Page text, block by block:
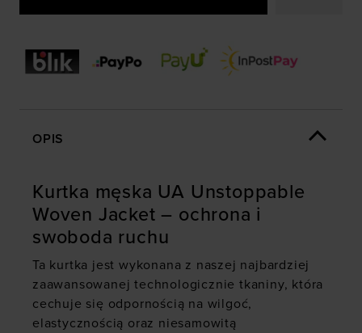
OPIS
Kurtka męska UA Unstoppable
Woven Jacket – ochrona i
swoboda ruchu
Ta kurtka jest wykonana z naszej najbardziej
zaawansowanej technologicznie tkaniny, która
cechuje się odpornością na wilgoć,
elastycznością oraz niesamowitą